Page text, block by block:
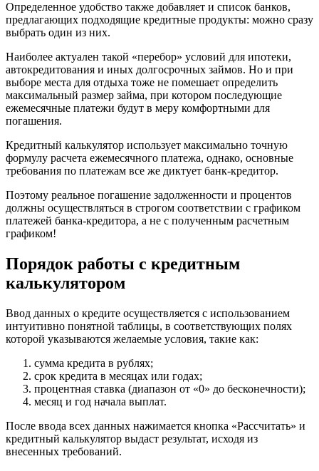
Определенное удобство также добавляет и список банков,
предлагающих подходящие кредитные продукты: можно сразу
выбрать один из них.
Наиболее актуален такой «перебор» условий для ипотеки,
автокредитования и иных долгосрочных займов. Но и при
выборе места для отдыха тоже не помешает определить
максимальный размер займа, при котором последующие
ежемесячные платежи будут в меру комфортными для
погашения.
Кредитный калькулятор использует максимально точную
формулу расчета ежемесячного платежа, однако, основные
требования по платежам все же диктует банк-кредитор.
Поэтому реальное погашение задолженности и процентов
должны осуществляться в строгом соответствии с графиком
платежей банка-кредитора, а не с полученным расчетным
графиком!
Порядок работы с кредитным
калькулятором
Ввод данных о кредите осуществляется с использованием
интуитивно понятной таблицы, в соответствующих полях
которой указываются желаемые условия, такие как:
сумма кредита в рублях;
срок кредита в месяцах или годах;
процентная ставка (диапазон от «0» до бесконечности);
месяц и год начала выплат.
После ввода всех данных нажимается кнопка «Рассчитать» и
кредитный калькулятор выдаст результат, исходя из
внесенных требований.